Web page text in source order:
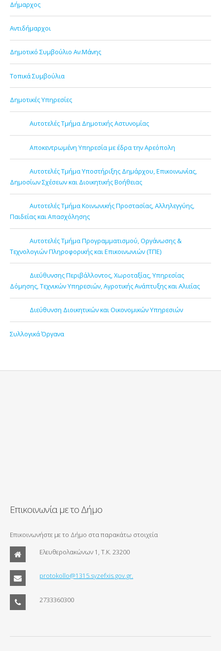
Δήμαρχος
Αντιδήμαρχοι
Δημοτικό Συμβούλιο Αν.Μάνης
Τοπικά Συμβούλια
Δημοτικές Υπηρεσίες
Αυτοτελές Τμήμα Δημοτικής Αστυνομίας
Αποκεντρωμένη Υπηρεσία με έδρα την Αρεόπολη
Αυτοτελές Τμήμα Υποστήριξης Δημάρχου, Επικοινωνίας,
Δημοσίων Σχέσεων και Διοικητικής Βοήθειας
Αυτοτελές Τμήμα Κοινωνικής Προστασίας, Αλληλεγγύης,
Παιδείας και Απασχόλησης
Αυτοτελές Τμήμα Προγραμματισμού, Οργάνωσης &
Τεχνολογιών Πληροφορικής και Επικοινωνιών (ΤΠΕ)
Διεύθυνσης Περιβάλλοντος, Χωροταξίας, Υπηρεσίας
Δόμησης, Τεχνικών Υπηρεσιών, Αγροτικής Ανάπτυξης και Αλιείας
Διεύθυνση Διοικητικών και Οικονομικών Υπηρεσιών
Συλλογικά Όργανα
Επικοινωνία με το Δήμο
Επικοινωνήστε με το Δήμο στα παρακάτω στοιχεία
Ελευθερολακώνων 1, Τ.Κ. 23200
protokollo@1315.syzefxis.gov.gr.
2733360300